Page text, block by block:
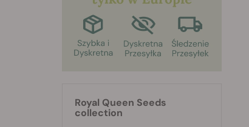
Royal Queen Seeds
collection